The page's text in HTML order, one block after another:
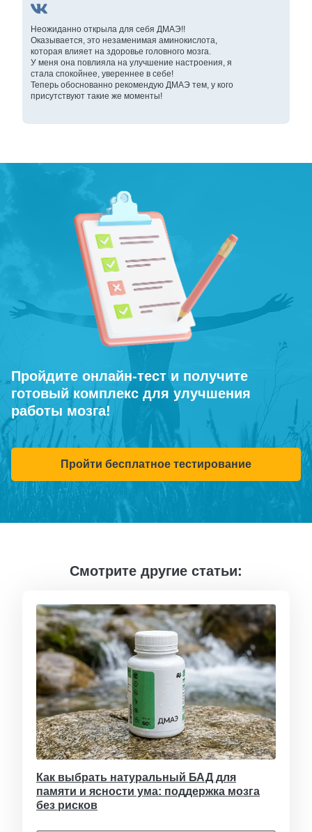
Неожиданно открыла для себя ДМАЭ!!
Оказывается, это незаменимая аминокислота,
которая влияет на здоровье головного мозга.
У меня она повлияла на улучшение настроения, я
стала спокойнее, увереннее в себе!
Теперь обоснованно рекомендую ДМАЭ тем, у кого
присутствуют такие же моменты!
Пройдите онлайн-тест и получите
готовый комплекс для улучшения
работы мозга!
Пройти бесплатное тестирование
Смотрите другие статьи:
Как выбрать натуральный БАД для
памяти и ясности ума: поддержка мозга
без рисков